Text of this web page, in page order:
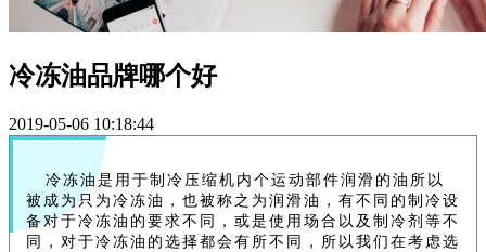
冷冻油品牌哪个好
2019-05-06 10:18:44
冷冻油是用于制冷压缩机内个运动部件润滑的油所以
被成为只为冷冻油，也被称之为润滑油，有不同的制冷设
备对于冷冻油的要求不同，或是使用场合以及制冷剂等不
同，对于冷冻油的选择都会有所不同，所以我们在考虑选